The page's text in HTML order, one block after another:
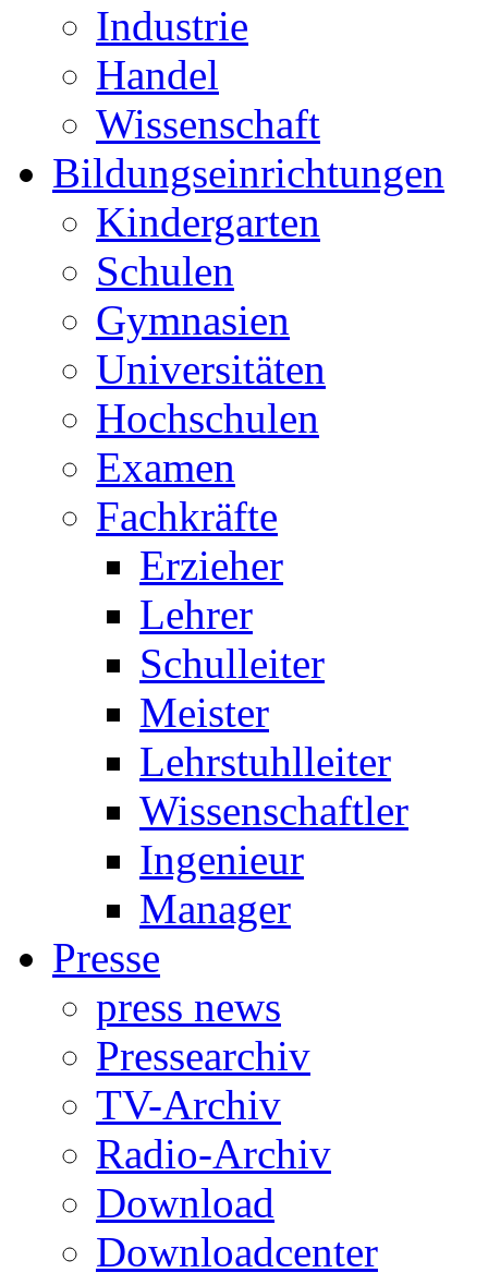
Industrie
Handel
Wissenschaft
Bildungseinrichtungen
Kindergarten
Schulen
Gymnasien
Universitäten
Hochschulen
Examen
Fachkräfte
Erzieher
Lehrer
Schulleiter
Meister
Lehrstuhlleiter
Wissenschaftler
Ingenieur
Manager
Presse
press news
Pressearchiv
TV-Archiv
Radio-Archiv
Download
Downloadcenter